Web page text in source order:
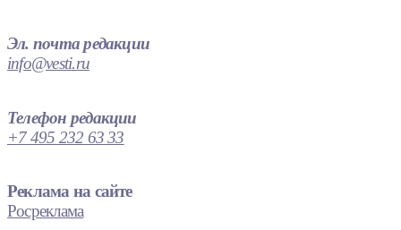
Эл. почта редакции
info@vesti.ru
Телефон редакции
+7 495 232 63 33
Реклама на сайте
Росреклама